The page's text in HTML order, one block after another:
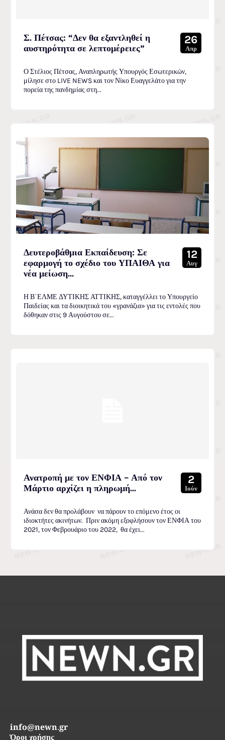
Σ. Πέτσας: “Δεν θα εξαντληθεί η
αυστηρότητα σε λεπτομέρειες”
26
Απρ
Ο Στέλιος Πέτσας, Αναπληρωτής Υπουργός Εσωτερικών,
μίλησε στο LIVE NEWS και τον Νίκο Ευαγγελάτο για την
πορεία της πανδημίας στη...
Δευτεροβάθμια Εκπαίδευση: Σε
εφαρμογή το σχέδιο του ΥΠΑΙΘΑ για
νέα μείωση...
12
Αυγ
Η Β΄ΕΛΜΕ ΔΥΤΙΚΗΣ ΑΤΤΙΚΗΣ, καταγγέλλει το Υπουργείο
Παιδείας και τα διοικητικά του «γρανάζια» για τις εντολές που
δόθηκαν στις 9 Αυγούστου σε...
Ανατροπή με τον ΕΝΦΙΑ – Από τον
Μάρτιο αρχίζει η πληρωμή...
2
Ιούν
Ανάσα δεν θα προλάβουν να πάρουν το επόμενο έτος οι
ιδιοκτήτες ακινήτων. Πριν ακόμη εξοφλήσουν τον ΕΝΦΙΑ του
2021, τον Φεβρουάριο του 2022, θα έχει...
info@newn.gr